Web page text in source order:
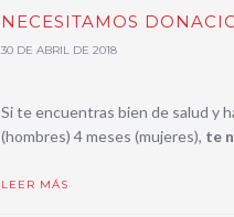
NECESITAMOS
30 DE ABRIL DE 2018
Si te encuentras bien de salud y
(hombres) 4 meses (mujeres), te
LEER MÁS